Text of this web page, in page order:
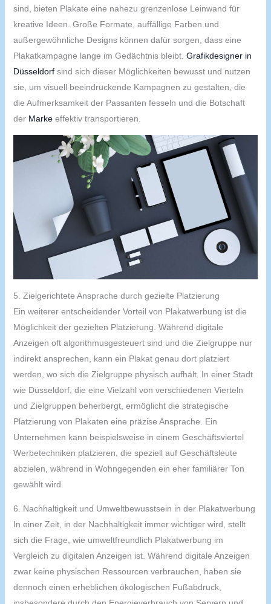
sind, bieten Plakate eine nahezu grenzenlose Leinwand für
kreative Ideen. Große Formate, auffällige Farben und
außergewöhnliche Designs können dafür sorgen, dass eine
Plakatkampagne lange im Gedächtnis bleibt. Grafikdesigner in
Düsseldorfsind sich dieser Möglichkeiten bewusst und nutzen
sie, um visuell beeindruckende Kampagnen zu gestalten, die
die Aufmerksamkeit der Passanten fesseln und die Botschaft
der Markeeffektiv transportieren.
5. Zielgerichtete Ansprache durch gezielte Platzierung
Ein weiterer entscheidender Vorteil von Plakatwerbung ist die
Möglichkeit der gezielten Platzierung. Während digitale
Anzeigen oft algorithmusgesteuert sind und die Zielgruppe nur
indirekt ansprechen, kann ein Plakat genau dort platziert
werden, wo sich die Zielgruppe physisch aufhält. In einer Stadt
wie Düsseldorf, die eine Vielzahl von verschiedenen Vierteln
und Zielgruppen beherbergt, ermöglicht die strategische
Platzierung von Plakaten eine präzise Ansprache. Ein
Unternehmen kann beispielsweise in einem Geschäftsviertel
Werbetechniken platzieren, die speziell auf Geschäftsleute
abzielen, während in Wohngegenden ein eher familiärer Ton
gewählt wird.
6. Nachhaltigkeit und Umweltbewusstsein in der Plakatwerbung
In einer Zeit, in der Nachhaltigkeit immer wichtiger wird, stellt
sich die Frage, wie umweltfreundlich Plakatwerbung im
Vergleich zu digitalen Anzeigen ist. Während digitale Anzeigen
zwar keine physischen Ressourcen verbrauchen, haben sie
dennoch einen erheblichen ökologischen Fußabdruck,